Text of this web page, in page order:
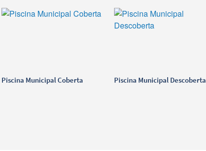
Piscina Municipal Coberta Piscina Municipal Descoberta